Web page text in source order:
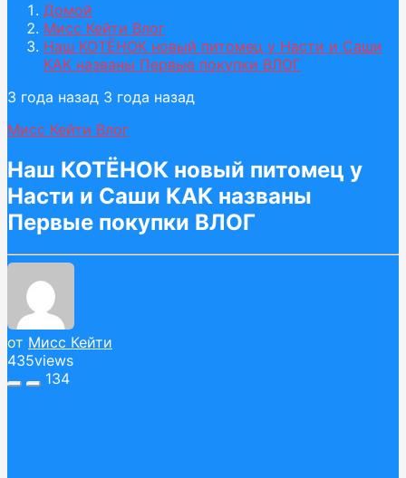
Домой
Мисс Кейти Влог
Наш КОТЁНОК новый питомец у Насти и Саши
КАК названы Первые покупки ВЛОГ
3 года назад 3 года назад
Мисс Кейти Влог
Наш КОТЁНОК новый питомец у
Насти и Саши КАК названы
Первые покупки ВЛОГ
от Мисс Кейти
435views
134